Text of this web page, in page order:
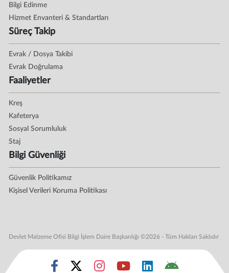
Bilgi Edinme
Hizmet Envanteri & Standartları
Süreç Takip
Evrak / Dosya Takibi
Evrak Doğrulama
Faaliyetler
Kreş
Kafeterya
Sosyal Sorumluluk
Staj
Bilgi Güvenliği
Güvenlik Politikamız
Kişisel Verileri Koruma Politikası
Devlet Malzeme Ofisi Bilgi İşlem Daire Başkanlığı ©2026 - Tüm Hakları Saklıdır